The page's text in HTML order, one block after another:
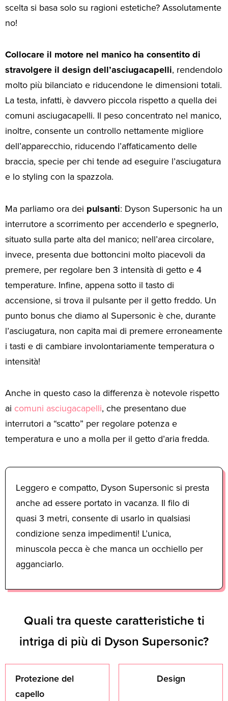
scelta si basa solo su ragioni estetiche? Assolutamente
no!
Collocare il motore nel manico ha consentito di
stravolgere il design dell’asciugacapelli, rendendolo
molto più bilanciato e riducendone le dimensioni totali.
La testa, infatti, è davvero piccola rispetto a quella dei
comuni asciugacapelli. Il peso concentrato nel manico,
inoltre, consente un controllo nettamente migliore
dell’apparecchio, riducendo l’affaticamento delle
braccia, specie per chi tende ad eseguire l’asciugatura
e lo styling con la spazzola.
Ma parliamo ora dei pulsanti: Dyson Supersonic ha un
interrutore a scorrimento per accenderlo e spegnerlo,
situato sulla parte alta del manico; nell’area circolare,
invece, presenta due bottoncini molto piacevoli da
premere, per regolare ben 3 intensità di getto e 4
temperature. Infine, appena sotto il tasto di
accensione, si trova il pulsante per il getto freddo. Un
punto bonus che diamo al Supersonic è che, durante
l’asciugatura, non capita mai di premere erroneamente
i tasti e di cambiare involontariamente temperatura o
intensità!
Anche in questo caso la differenza è notevole rispetto
ai comuni asciugacapelli, che presentano due
interrutori a “scatto” per regolare potenza e
temperatura e uno a molla per il getto d’aria fredda.
Leggero e compatto, Dyson Supersonic si presta
anche ad essere portato in vacanza. Il filo di
quasi 3 metri, consente di usarlo in qualsiasi
condizione senza impedimenti! L’unica,
minuscola pecca è che manca un occhiello per
agganciarlo.
Quali tra queste caratteristiche ti
intriga di più di Dyson Supersonic?
Protezione del
capello
Design